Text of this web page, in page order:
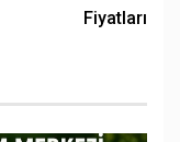
Fiyatları